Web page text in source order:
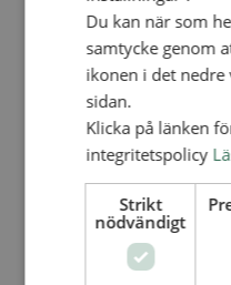
Lediga tjänster
FÖR FÖRSAMLINGAR
FÖRDJUPNING
Skapelse
Gudstjänst
För barns
Du kan när som
samtycke genom
ikonen i det
sidan.
Klicka på länken
integritetspolicy
Strikt
nödvändigt